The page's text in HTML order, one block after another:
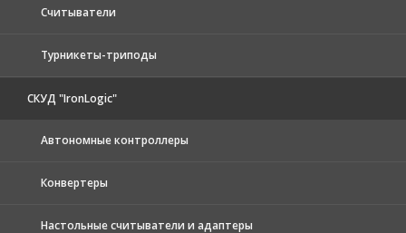
Считыватели
Турникеты-триподы
СКУД "IronLogic"
Автономные контроллеры
Конвертеры
Настольные считыватели и адаптеры